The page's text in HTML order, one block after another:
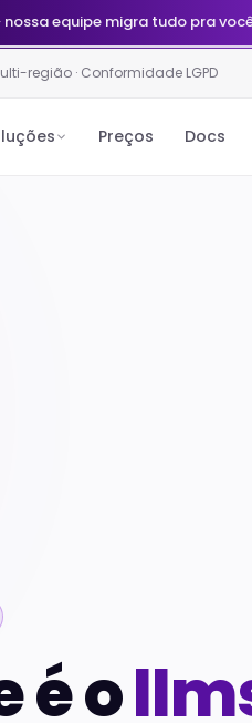
nossa equipe migra tudo pra
por R$ 299/mês · stack
região · Conformidade LGPD
Preços Docs
é o